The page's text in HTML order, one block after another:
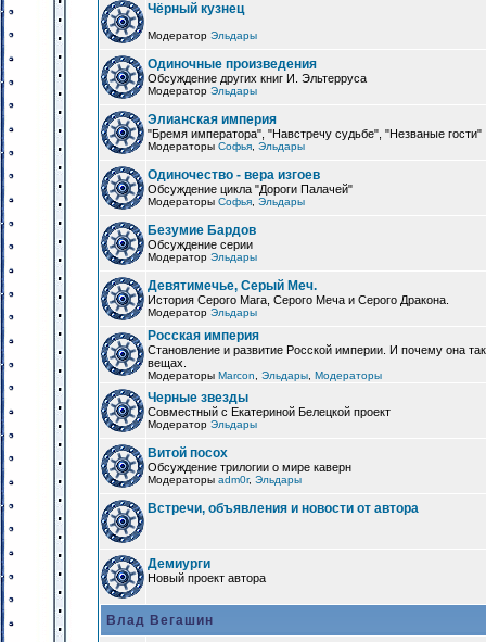
Чёрный кузнец
Модератор Эльдары
Одиночные произведения
Обсуждение других книг И. Эльтерруса
Модератор Эльдары
Элианская империя
"Бремя императора", "Навстречу судьбе", "Незваные гости"
Модераторы Софья Эльдары
Одиночество - вера изгоев
Обсуждение цикла "Дороги Палачей"
Модераторы Софья Эльдары
Безумие Бардов
Обсуждение серии
Модератор Эльдары
Девятимечье, Серый Меч.
История Серого Мага, Серого Меча и Серого Дракона.
Модератор Эльдары
Росская империя
Становление и развитие Росской империи. И почему она
вещах.
Модераторы Marcon Эльдары Модераторы
Черные звезды
Совместный с Екатериной Белецкой проект
Модератор Эльдары
Витой посох
Обсуждение трилогии о мире каверн
Модераторы adm0r, Эльдары
Встречи, объявления и новости от автора
Демиурги
Новый проект автора
Влад Вегашин